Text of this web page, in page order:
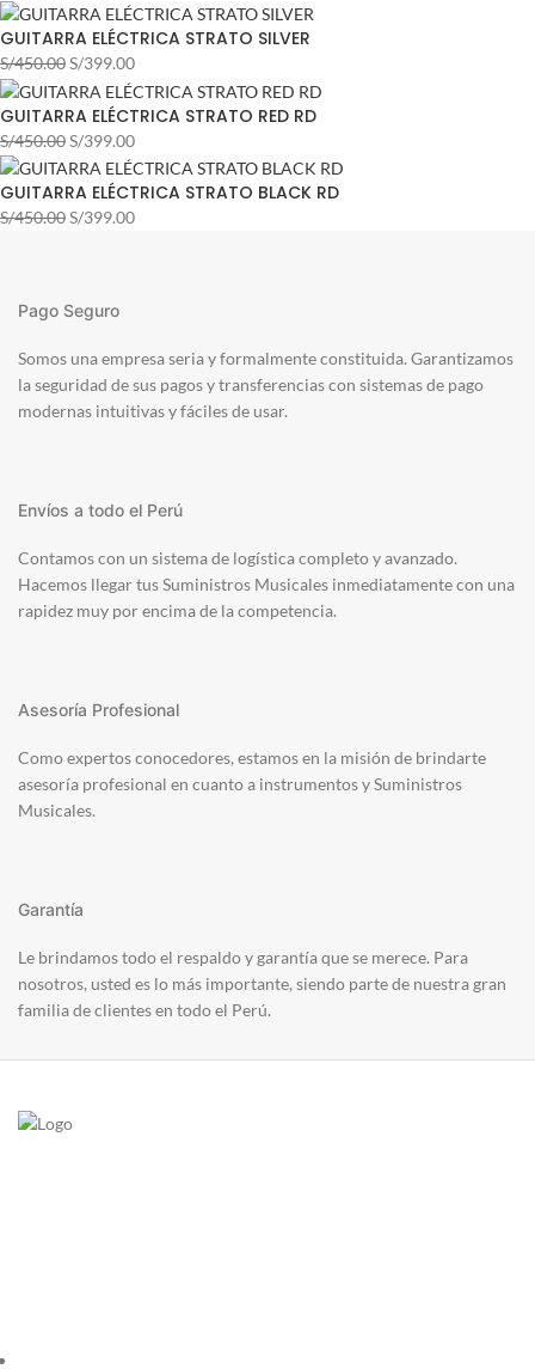
GUITARRA ELÉCTRICA STRATO SILVER
S/450.00S/399.00
GUITARRA ELÉCTRICA STRATO RED RD
S/450.00S/399.00
GUITARRA ELÉCTRICA STRATO BLACK RD
S/450.00S/399.00
Pago Seguro
Somos una empresa seria y formalmente constituida. Garantizamos
la seguridad de sus pagos y transferencias con sistemas de pago
modernas intuitivas y fáciles de usar.
Envíos a todo el Perú
Contamos con un sistema de logística completo y avanzado.
Hacemos llegar tus Suministros Musicales inmediatamente con una
rapidez muy por encima de la competencia.
Asesoría Profesional
Como expertos conocedores, estamos en la misión de brindarte
asesoría profesional en cuanto a instrumentos y Suministros
Musicales.
Garantía
Le brindamos todo el respaldo y garantía que se merece. Para
nosotros, usted es lo más importante, siendo parte de nuestra gran
familia de clientes en todo el Perú.